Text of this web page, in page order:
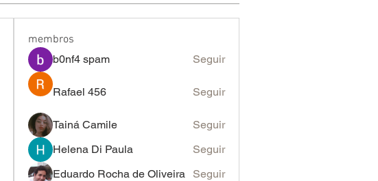
membros
b0nf4 spam Seguir
Rafael 456 Seguir
Tainá Camile
Seguir
Helena Di Paula
Seguir
Eduardo Rocha de Oliveira
Seguir